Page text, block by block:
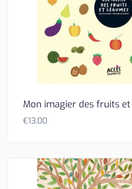
Mon imagier des fruits
€13,00